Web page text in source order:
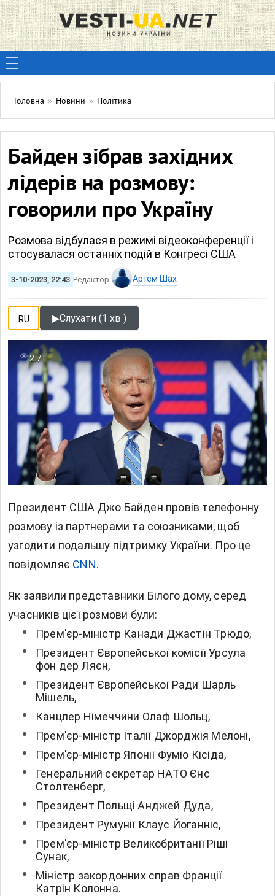
Головна » Новини » Політика
Байден зібрав західних
лідерів на розмову:
говорили про Україну
Розмова відбулася в режимі відеоконференції і
стосувалася останніх подій в Конгресі США
3-10-2023, 22:43 Редактор: Артем Шах
RU ▶Слухати (1 хв )
2.7т
Президент США Джо Байден провів телефонну
розмову із партнерами та союзниками, щоб
узгодити подальшу підтримку України. Про це
повідомляє CNN.
Як заявили представники Білого дому, серед
учасників цієї розмови були:
Прем'єр-міністр Канади Джастін Трюдо,
Президент Європейської комісії Урсула
фон дер Ляєн,
Президент Європейської Ради Шарль
Мішель,
Канцлер Німеччини Олаф Шольц,
Прем'єр-міністр Італії Джорджія Мелоні,
Прем'єр-міністр Японії Фуміо Кісіда,
Генеральний секретар НАТО Єнс
Столтенберг,
Президент Польщі Анджей Дуда,
Президент Румунії Клаус Йоганніс,
Прем'єр-міністр Великобританії Ріші
Сунак,
Міністр закордонних справ Франції
Катрін Колонна.